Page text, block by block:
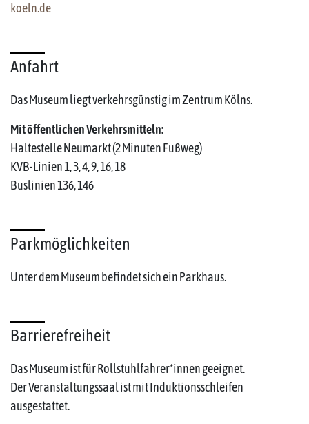
koeln.de
Anfahrt
Das Museum liegt verkehrsgünstig im Zentrum Kölns.
Mit öffentlichen Verkehrsmitteln:
Haltestelle Neumarkt (2 Minuten Fußweg)
KVB-Linien 1, 3, 4, 9, 16, 18
Buslinien 136, 146
Parkmöglichkeiten
Unter dem Museum befindet sich ein Parkhaus.
Barrierefreiheit
Das Museum ist für Rollstuhlfahrer*innen geeignet.
Der Veranstaltungssaal ist mit Induktionsschleifen
ausgestattet.